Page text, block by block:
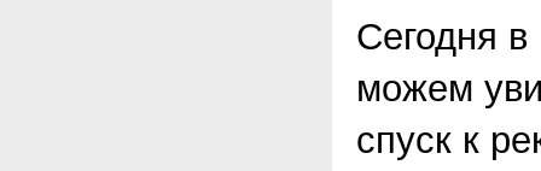
Сегодня
можем
спуск к